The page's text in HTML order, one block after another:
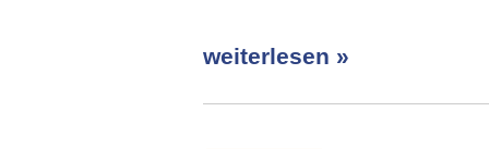
weiterlesen »